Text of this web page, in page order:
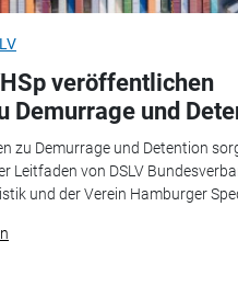
veröffentlichen
Demurrage und
zu Demurrage und Detention
Leitfaden von DSLV
und der Verein Hamburger